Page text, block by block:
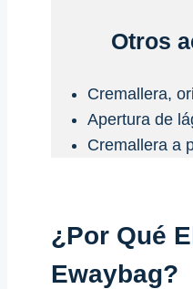
Otros
Cremallera,
Apertura de
Cremallera a
¿Por Qué
Ewaybag?